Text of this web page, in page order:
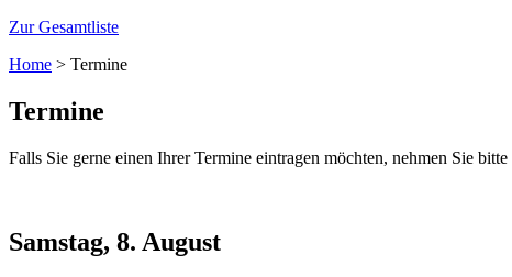
Zur Gesamtliste
Home > Termine
Termine
Falls Sie gerne einen Ihrer Termine eintragen möchten, nehmen Sie
Samstag, 8. August